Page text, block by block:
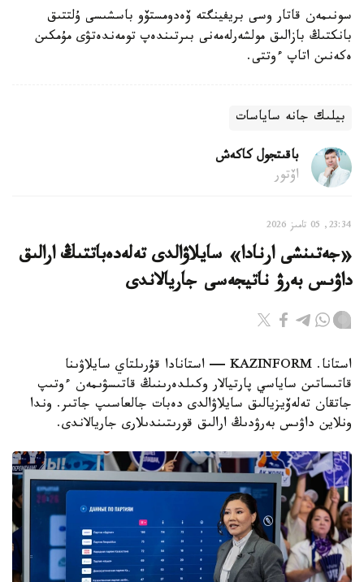
سونىمەن قاتار وسى بريفينگتە ۆەدومستۆو باسشىسى ۇلتتىق
بانكتىڭ بازالىق مولشەرلەمەنى بىرتىندەپ تومەندەتۋى مۇمكىن
ەكەنىن اتاپ ءوتتى.
بيلىك جانە ساياسات
باقىتجول كاكەش
اۆتور
23:34, 05 تامىز 2026
«جەتىنشى ارنادا» سايلاۋالدى تەلەدەباتتىڭ ارالىق
داۋىس بەرۋ ناتيجەسى جاريالاندى
استانا. KAZINFORM — استانادا قۇرىلتاي سايلاۋىنا
قاتىساتىن ساياسي پارتيالار وكىلدەرىنىڭ قاتىسۋىمەن ءوتىپ
جاتقان تەلەۆيزيالىق سايلاۋالدى دەبات جالعاسىپ جاتىر. وندا
ونلاين داۋىس بەرۋدىڭ ارالىق قورىتىندىلارى جاريالاندى.